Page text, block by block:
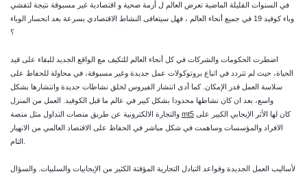
في السنوات القليلة الماضية تعرض العالم ل أزمة صحية و اقتصادية غير مسبوقة نتيجة لتفشي
وباء كوفيد 19 في جميع أنحاء العالم ، فهل سيتعافى النشاط الاقتصادي بسرعة بعد انحسار الوباء
؟
اضطرت الحكومات والشركات في كل أنحاء العالم للتكيف مع الواقع الجديد للبقاء على قيد
الحياة، حيث لم تتردد في اتباع بروتوكولات عمل جديدة وغير مسبوقة، في محاولة للحفاظ على
سلاسة العمل قدر الإمكان. كما أدى انتشار الفيروس لخلق نشاطات جديدة وانتشارها بشكل
واسع، بعد ان كان نشاطها محدودا بشكل كبير في عالم ما قبل الكوفيد. العمل من المنزل
mt5
الافراد والمؤسسات وساهمت في شكل مباشر في الحفاظ على الاقتصاد العالمي من الانهيار
التام.
لأساليب العمل الجديدة وقواعد التبادل التجارية المؤقتة الكثير من الإيجابيات والسلبيات. والسؤال